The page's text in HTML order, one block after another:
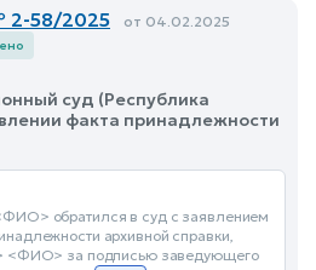
2-58/2025 от 04.02.2025
суд (Республика
факта принадлежности
обратился в суд с заявлением
архивной справки,
<ФИО> за подписью заведующего